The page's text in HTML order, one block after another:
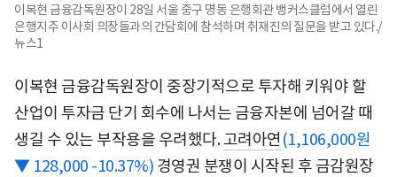
이복현 금융감독원장이 28일 서울 중구 명동 은행회관 뱅커스클럽에서 열린
은행지주 이사회 의장들과의 간담회에 참석하며 취재진의 질문을 받고 있다./
뉴스1
이복현 금융감독원장이 중장기적으로 투자해 키워야 할
산업이 투자금 단기 회수에 나서는 금융자본에 넘어갈 때
생길 수 있는 부작용을 우려했다.고려아연 (1,106,000원
▼ 128,000 -10.37%) 경영권 분쟁이 시작된 후 금감원장